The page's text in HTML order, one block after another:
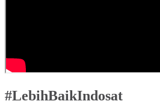
#LebihBaikIndosat